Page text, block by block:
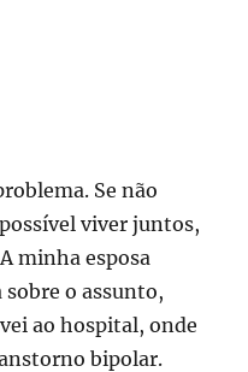
Se não
viver juntos,
minha esposa
sobre o assunto,
ao hospital, onde
bipolar.